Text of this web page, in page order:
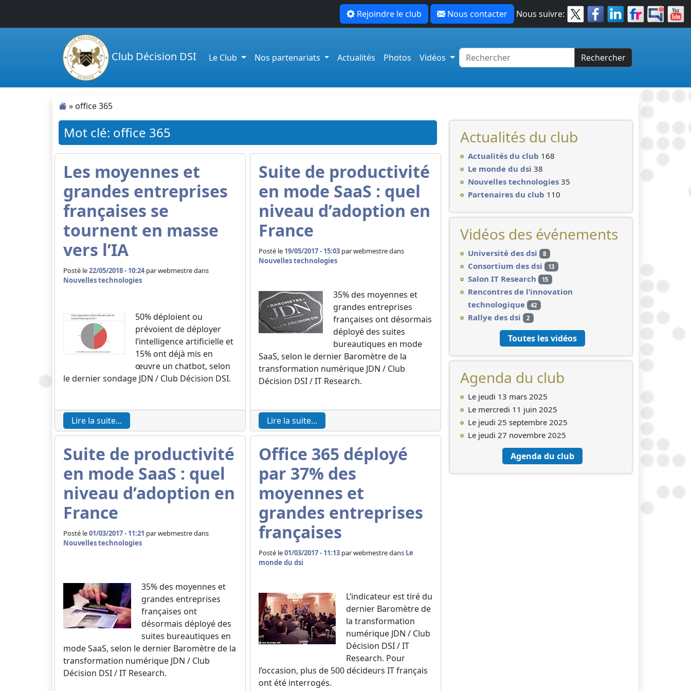
Rejoindre le club Nous contacter Nous suivre:
Club Décision DSI Le Club Nos partenariats Actualités Photos Vidéos Rechercher
» office 365
Mot clé: office 365
Les moyennes et
grandes entreprises
françaises se
tournent en masse
vers l’IA
Posté le22/05/2018 - 10:24 parwebmestre dans
Nouvelles technologies
50% déploient ou
prévoient de déployer
l’intelligence artificielle et
15% ont déjà mis en
œuvre un chatbot, selon
le dernier sondage JDN / Club Décision DSI.
Lire la suite...
Suite de productivité
en mode SaaS : quel
niveau d’adoption en
France
Posté le 19/05/2017 - 15:03 parwebmestre dans
Nouvelles technologies
35% des moyennes et
grandes entreprises
françaises ont désormais
déployé des suites
bureautiques en mode
SaaS, selon le dernier Baromètre de la
transformation numérique JDN / Club
Décision DSI / IT Research.
Lire la suite...
Suite de productivité
en mode SaaS : quel
niveau d’adoption en
France
Posté le01/03/2017 - 11:21 parwebmestre dans
Nouvelles technologies
35% des moyennes et
grandes entreprises
françaises ont
désormais déployé des
suites bureautiques en
mode SaaS, selon le dernier Baromètre de la
transformation numérique JDN / Club
Décision DSI / IT Research.
Office 365 déployé
par 37% des
moyennes et
grandes entreprises
françaises
Posté le01/03/2017 - 11:13 parwebmestre dans Le
monde du dsi
L’indicateur est tiré du
dernier Baromètre de
la transformation
numérique JDN / Club
Décision DSI / IT
Research. Pour
l’occasion, plus de 500 décideurs IT français
ont été interrogés.
Actualités du club
Actualités du club 168
Le monde du dsi 38
Nouvelles technologies 35
Partenaires du club 110
Vidéos des événements
Université des dsi 8
Consortium des dsi 13
Salon IT Research 15
Rencontres de l’innovation
technologique
42
Rallye des dsi 2
Toutes les vidéos
Agenda du club
Le jeudi 13 mars 2025
Le mercredi 11 juin 2025
Le jeudi 25 septembre 2025
Le jeudi 27 novembre 2025
Agenda du club